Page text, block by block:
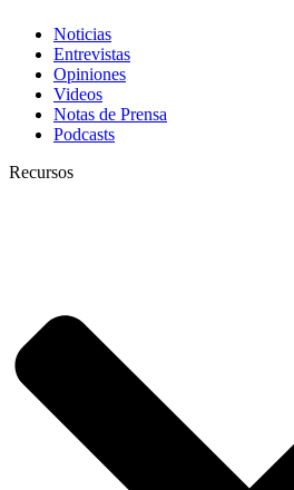
Noticias
Entrevistas
Opiniones
Videos
Notas de Prensa
Podcasts
Recursos